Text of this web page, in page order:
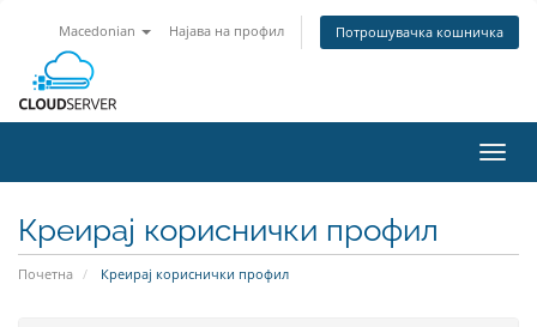
Macedonian Најава на профил Потрошувачка кошничка
ја
Креирај кориснички профил
Почетна Креирај кориснички профил